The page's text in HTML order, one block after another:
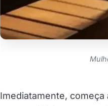
Imediatamente,